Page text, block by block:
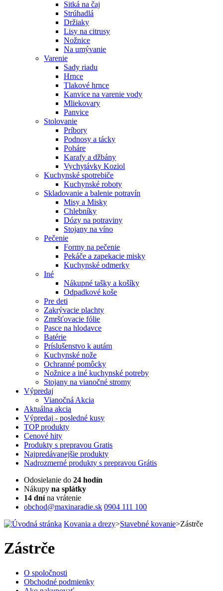
Sitká na čaj
Strúhadlá
Držiaky
Lisy na citrusy
Nožnice
Na umývanie
Varenie
Sady riadu
Hrnce
Tlakové hrnce
Kanvice na varenie vody
Mliekovary
Panvice
Stolovanie
Príbory
Podnosy a tácky
Poháre
Karafy a džbány
Vychytávky Koziol
Kuchynské spotrebiče
Kuchynské roboty
Skladovanie a balenie potravín
Misy a Misky
Chlebníky
Dózy na potraviny
Stojany na víno
Pečenie
Formy na pečenie
Pekáče a zapekacie misky
Kuchynské odmerky
Iné
Nákupné tašky a košíky
Odpadkové koše
Pre deti
Zakrývacie plachty
Zmršťovacie fólie
Pasce na hlodavce
Batérie
Príslušenstvo k autám
Kuchynské nože
Ochranné pomôcky
Nožnice a iné kuchynské potreby
Stojany na vianočné stromy
Výpredaj
Vianočná Akcia
Aktuálna akcia
Výpredaj - posledné kusy
TOPprodukty
Cenové hity
Produkty s prepravou Gratis
Najpredávanejšie produkty
Nadrozmerné produkty s prepravou Grátis
Odosielanie do 24 hodín
Nákupy na splátky
14 dnína vrátenie
obchod@maxinaradie.sk 0904 111 100
Kovania a drezy>Stavebné kovanie>Zástrče
Zástrče
O spoločnosti
Obchodné podmienky